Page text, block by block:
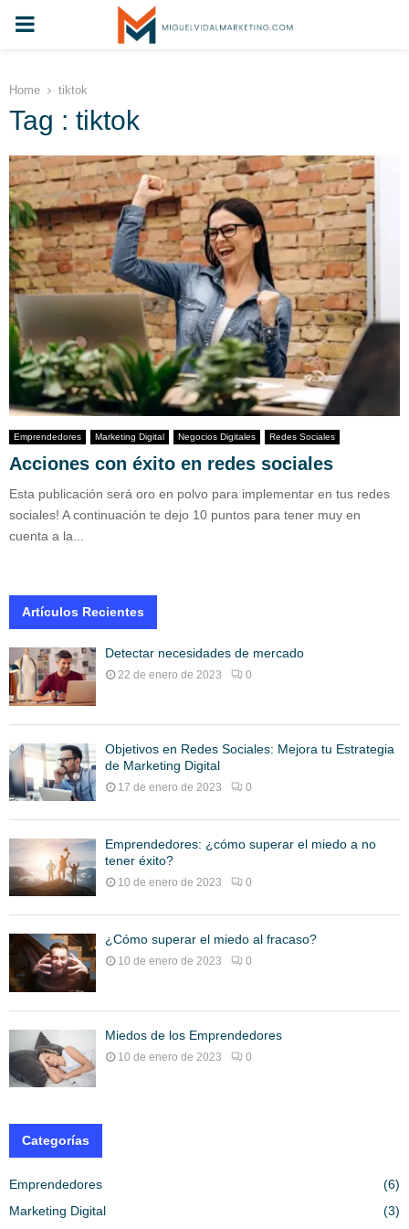
PRIMARY
Home tiktok
Tag : tiktok
Emprendedores Marketing Digital Negocios Digitales Redes Sociales
Acciones con éxito en redes sociales
Esta publicación será oro en polvo para implementar en tus redes
sociales! A continuación te dejo 10 puntos para tener muy en
cuenta a la...
Artículos Recientes
Detectar necesidades de mercado
22 de enero de 2023 0
Objetivos en Redes Sociales: Mejora tu Estrategia
de Marketing Digital
17 de enero de 2023 0
Emprendedores: ¿cómo superar el miedo a no
tener éxito?
10 de enero de 2023 0
¿Cómo superar el miedo al fracaso?
10 de enero de 2023 0
Miedos de los Emprendedores
10 de enero de 2023 0
Categorías
Emprendedores
(6)
Marketing Digital
(3)